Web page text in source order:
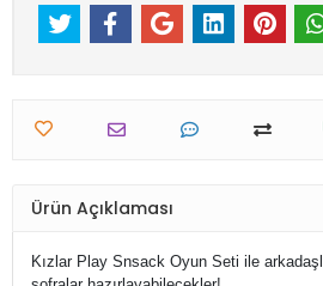
Ürün Açıklaması
Kızlar Play Snsack Oyun Seti ile